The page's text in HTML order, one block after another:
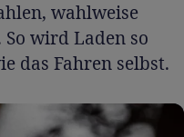
wahlweise
wird Laden so
das Fahren selbst.